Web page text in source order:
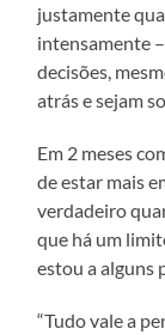
justamente
intensamente
decisões,
atrás e sejam
Em 2 meses
de estar mais
verdadeiro
que há um
estou a alguns
“Tudo vale a